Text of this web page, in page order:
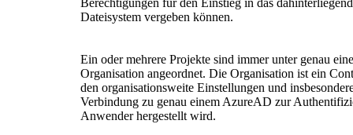
Berechtigungen für den Einstieg in das
Dateisystem vergeben können.
Ein oder mehrere Projekte sind immer unter genau
Organisation angeordnet. Die Organisation ist ein
den organisationsweite Einstellungen und
Verbindung zu genau einem AzureAD zur
Anwender hergestellt wird.